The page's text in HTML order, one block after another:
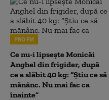
PRO FM
Ce nu-i lipsește Monicăi
Anghel din frigider, după
ce a slăbit 40 kg: “Știu ce să
mănânc. Nu mai fac ca
înainte”